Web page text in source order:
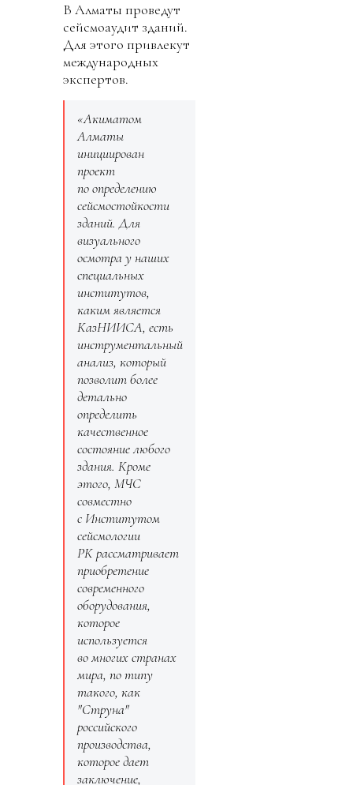
В Алматы проведут
сейсмоаудит зданий.
Для этого привлекут
международных
экспертов.
«Акиматом
Алматы
инициирован
проект
по определению
сейсмостойкости
зданий. Для
визуального
осмотра у наших
специальных
институтов,
каким является
КазНИИСА, есть
инструментальный
анализ, который
позволит более
детально
определить
качественное
состояние любого
здания. Кроме
этого, МЧС
совместно
с Институтом
сейсмологии
РК рассматривает
приобретение
современного
оборудования,
которое
используется
во многих странах
мира, по типу
такого, как
"Струна"
российского
производства,
которое дает
заключение,